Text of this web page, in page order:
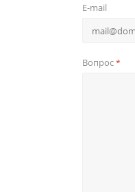
E-mail
Вопрос*